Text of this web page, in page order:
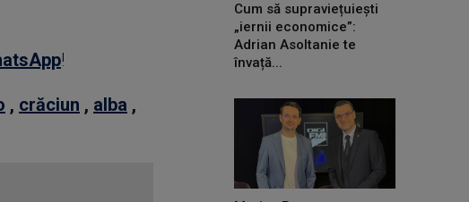
!
, crăciun , alba ,
Cum să supraviețuiești
„iernii economice”:
Adrian Asoltanie te
învață...